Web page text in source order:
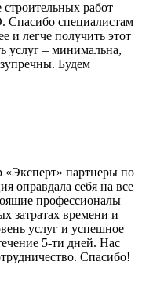
работ
Спасибо специалистам
и легче получить этот
услуг – минимальна,
Будем
«Эксперт» партнеры по
оправдала себя на все
профессионалы
затратах времени и
услуг и успешное
5-ти дней. Нас
Спасибо!